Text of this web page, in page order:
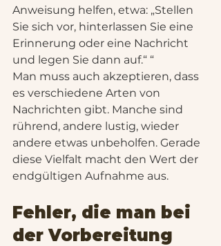
Anweisung helfen, etwa: „Stellen
Sie sich vor, hinterlassen Sie eine
Erinnerung oder eine Nachricht
und legen Sie dann auf.“ “
Man muss auch akzeptieren, dass
es verschiedene Arten von
Nachrichten gibt. Manche sind
rührend, andere lustig, wieder
andere etwas unbeholfen. Gerade
diese Vielfalt macht den Wert der
endgültigen Aufnahme aus.
Fehler, die man bei
der Vorbereitung